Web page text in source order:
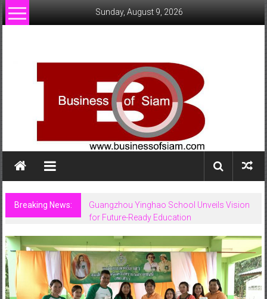
Skip
to
Sunday, August 9, 2026
Breaking News:
Guangzhou Yinghao School Unveils Vision
for Future-Ready Education